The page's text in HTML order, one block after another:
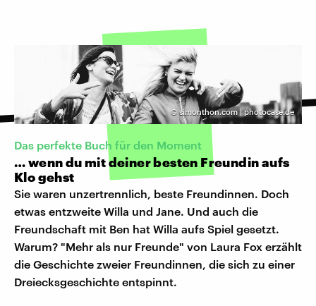
©simonthon.com | photocase.de
Das perfekte Buch für den Moment
… wenn du mit deiner besten Freundin aufs
Klo gehst
Sie waren unzertrennlich, beste Freundinnen. Doch
etwas entzweite Willa und Jane. Und auch die
Freundschaft mit Ben hat Willa aufs Spiel gesetzt.
Warum? "Mehr als nur Freunde" von Laura Fox erzählt
die Geschichte zweier Freundinnen, die sich zu einer
Dreiecksgeschichte entspinnt.